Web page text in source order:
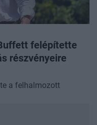
felépítette
részvényeire
a felhalmozott